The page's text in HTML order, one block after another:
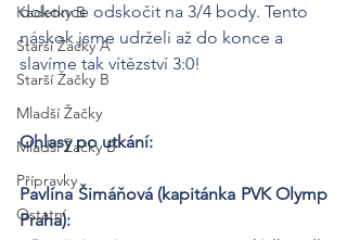
Kadetky B
Starší Žačky A
Starší Žačky B
Mladší Žačky
Mladší Žačky B
Přípravky
Ostatní
dokonce odskočit na 3/4 body. Tento
náskok jsme udrželi až do konce a
slavíme tak vítězství 3:0!
Ohlasy po utkání:
Pavlína Šimáňová (kapitánka PVK Olymp
Praha):